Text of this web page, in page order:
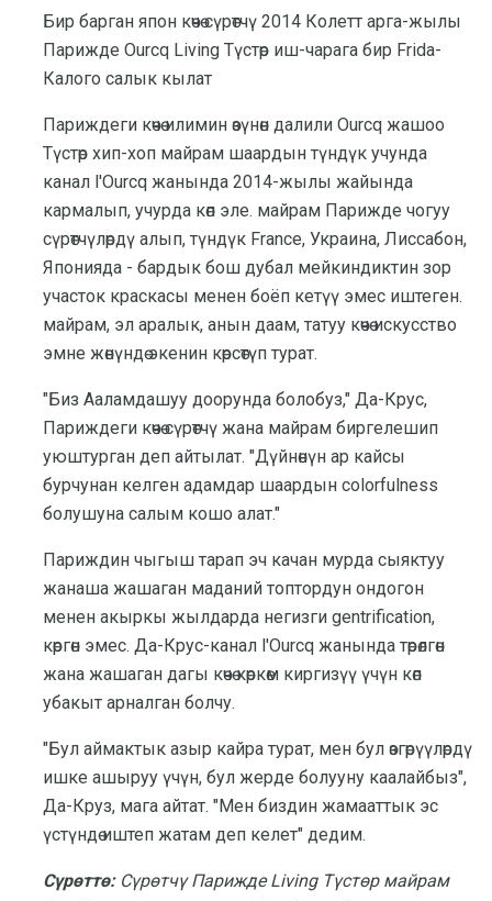
Бир барган япон көчө сүрөтчү 2014 Колетт арга-жылы
Парижде Ourcq Living Түстөр иш-чарага бир Frida-
Калого салык кылат
Париждеги көчө илимин өзүнөн далили Ourcq жашоо
Түстөр хип-хоп майрам шаардын түндүк учунда
канал l'Ourcq жанында 2014-жылы жайында
кармалып, учурда көп эле. майрам Парижде чогуу
сүрөтчүлөрдү алып, түндүк France, Украина, Лиссабон,
Японияда - бардык бош дубал мейкиндиктин зор
участок краскасы менен боёп кетүү эмес иштеген.
майрам, эл аралык, анын даам, татуу көчө искусство
эмне жөнүндө экенин көрсөтүп турат.
"Биз Ааламдашуу доорунда болобуз," Да-Крус,
Париждеги көчө сүрөтчү жана майрам биргелешип
уюштурган деп айтылат. "Дүйнөнүн ар кайсы
бурчунан келген адамдар шаардын colorfulness
болушуна салым кошо алат."
Париждин чыгыш тарап эч качан мурда сыяктуу
жанаша жашаган маданий топтордун ондогон
менен акыркы жылдарда негизги gentrification,
көргөн эмес. Да-Крус-канал l'Ourcq жанында төрөлгөн
жана жашаган дагы көчө көркөм киргизүү үчүн көп
убакыт арналган болчу.
"Бул аймактык азыр кайра турат, мен бул өзгөрүүлөрдү
ишке ашыруу үчүн, бул жерде болууну каалайбыз",
Да-Круз, мага айтат. "Мен биздин жамааттык эс
үстүндө иштеп жатам деп келет" дедим.
Сүрөттө:Сүрөтчү Парижде Living Түстөр майрам